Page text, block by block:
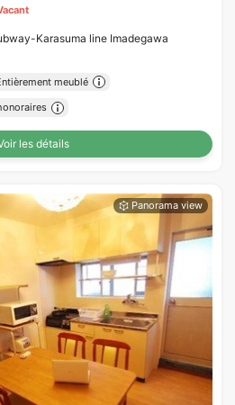
Karasuma line Imadegawa
meublé
les détails